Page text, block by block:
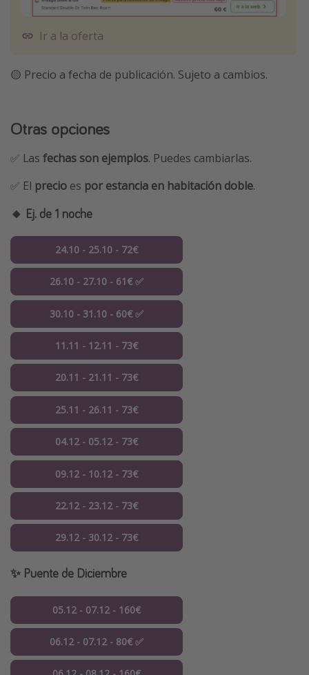
Ir a la oferta
🟡 Precio a fecha de publicación. Sujeto a cambios.
Otras opciones
✅ Las fechas son ejemplos. Puedes cambiarlas.
✅ El precio es por estancia en habitación doble.
🔸 Ej. de 1 noche
24.10 - 25.10 - 72€
26.10 - 27.10 - 61€ ✅
30.10 - 31.10 - 60€ ✅
11.11 - 12.11 - 73€
20.11 - 21.11 - 73€
25.11 - 26.11 - 73€
04.12 - 05.12 - 73€
09.12 - 10.12 - 73€
22.12 - 23.12 - 73€
29.12 - 30.12 - 73€
✨ Puente de Diciembre
05.12 - 07.12 - 160€
06.12 - 07.12 - 80€ ✅